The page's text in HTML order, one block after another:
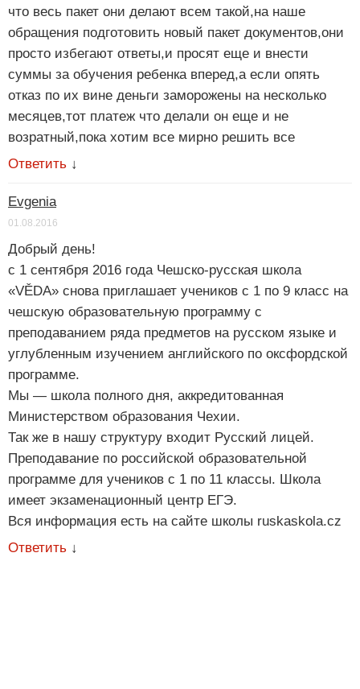
что весь пакет они делают всем такой,на наше
обращения подготовить новый пакет документов,они
просто избегают ответы,и просят еще и внести
суммы за обучения ребенка вперед,а если опять
отказ по их вине деньги заморожены на несколько
месяцев,тот платеж что делали он еще и не
возратный,пока хотим все мирно решить все
Ответить ↓
Evgenia
01.08.2016
Добрый день!
с 1 сентября 2016 года Чешско-русская школа
«VĚDA» снова приглашает учеников с 1 по 9 класс на
чешскую образовательную программу с
преподаванием ряда предметов на русском языке и
углубленным изучением английского по оксфордской
программе.
Мы — школа полного дня, аккредитованная
Министерством образования Чехии.
Так же в нашу структуру входит Русский лицей.
Преподавание по российской образовательной
программе для учеников с 1 по 11 классы. Школа
имеет экзаменационный центр ЕГЭ.
Вся информация есть на сайте школы ruskaskola.cz
Ответить ↓